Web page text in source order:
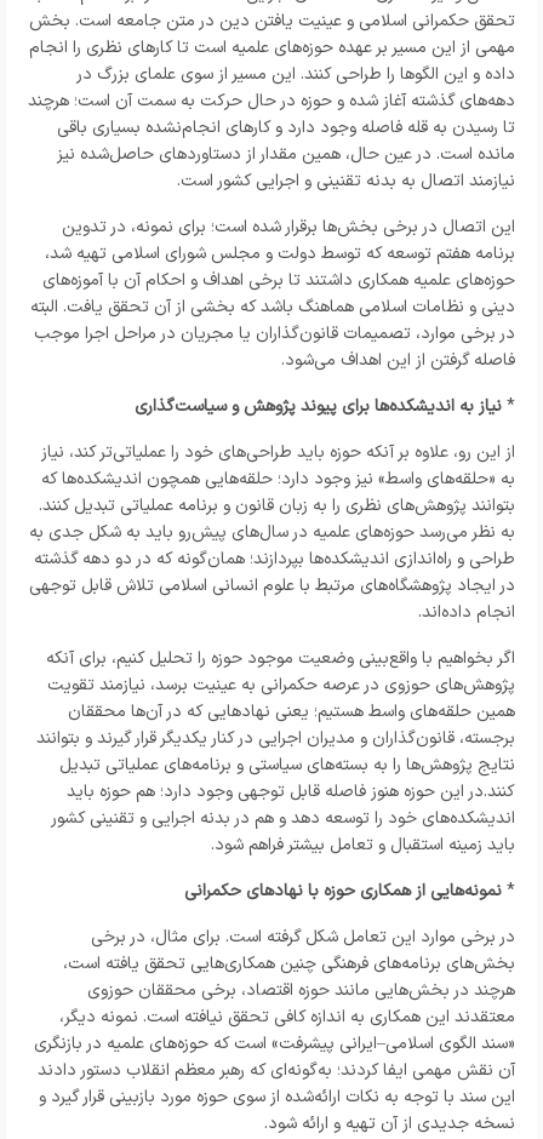
تحقق حکمرانی اسلامی و عینیت یافتن دین در متن جامعه است. بخش
مهمی از این مسیر بر عهده حوزه‌های علمیه است تا کارهای نظری را انجام
داده و این الگوها را طراحی کنند. این مسیر از سوی علمای بزرگ در
دهه‌های گذشته آغاز شده و حوزه در حال حرکت به سمت آن است؛ هرچند
تا رسیدن به قله فاصله وجود دارد و کارهای انجام‌نشده بسیاری باقی
مانده است. در عین حال، همین مقدار از دستاوردهای حاصل‌شده نیز
نیازمند اتصال به بدنه تقنینی و اجرایی کشور است.
این اتصال در برخی بخش‌ها برقرار شده است؛ برای نمونه، در تدوین
برنامه هفتم توسعه که توسط دولت و مجلس شورای اسلامی تهیه شد،
حوزه‌های علمیه همکاری داشتند تا برخی اهداف و احکام آن با آموزه‌های
دینی و نظامات اسلامی هماهنگ باشد که بخشی از آن تحقق یافت. البته
در برخی موارد، تصمیمات قانون‌گذاران یا مجریان در مراحل اجرا موجب
فاصله گرفتن از این اهداف می‌شود.
*نیاز به اندیشکده‌ها برای پیوند پژوهش و سیاست‌گذاری
از این رو، علاوه بر آنکه حوزه باید طراحی‌های خود را عملیاتی‌تر کند، نیاز
به «حلقه‌های واسط» نیز وجود دارد؛ حلقه‌هایی همچون اندیشکده‌ها که
بتوانند پژوهش‌های نظری را به زبان قانون و برنامه عملیاتی تبدیل کنند.
به نظر می‌رسد حوزه‌های علمیه در سال‌های پیش‌رو باید به شکل جدی به
طراحی و راه‌اندازی اندیشکده‌ها بپردازند؛ همان‌گونه که در دو دهه گذشته
در ایجاد پژوهشگاه‌های مرتبط با علوم انسانی اسلامی تلاش قابل توجهی
انجام داده‌اند.
اگر بخواهیم با واقع‌بینی وضعیت موجود حوزه را تحلیل کنیم، برای آنکه
پژوهش‌های حوزوی در عرصه حکمرانی به عینیت برسد، نیازمند تقویت
همین حلقه‌های واسط هستیم؛ یعنی نهادهایی که در آن‌ها محققان
برجسته، قانون‌گذاران و مدیران اجرایی در کنار یکدیگر قرار گیرند و بتوانند
نتایج پژوهش‌ها را به بسته‌های سیاستی و برنامه‌های عملیاتی تبدیل
کنند.در این حوزه هنوز فاصله قابل توجهی وجود دارد؛ هم حوزه باید
اندیشکده‌های خود را توسعه دهد و هم در بدنه اجرایی و تقنینی کشور
باید زمینه استقبال و تعامل بیشتر فراهم شود.
*نمونه‌هایی از همکاری حوزه با نهادهای حکمرانی
در برخی موارد این تعامل شکل گرفته است. برای مثال، در برخی
بخش‌های برنامه‌های فرهنگی چنین همکاری‌هایی تحقق یافته است،
هرچند در بخش‌هایی مانند حوزه اقتصاد، برخی محققان حوزوی
معتقدند این همکاری به اندازه کافی تحقق نیافته است. نمونه دیگر،
«سند الگوی اسلامی–ایرانی پیشرفت» است که حوزه‌های علمیه در بازنگری
آن نقش مهمی ایفا کردند؛ به‌گونه‌ای که رهبر معظم انقلاب دستور دادند
این سند با توجه به نکات ارائه‌شده از سوی حوزه مورد بازبینی قرار گیرد و
نسخه جدیدی از آن تهیه و ارائه شود.